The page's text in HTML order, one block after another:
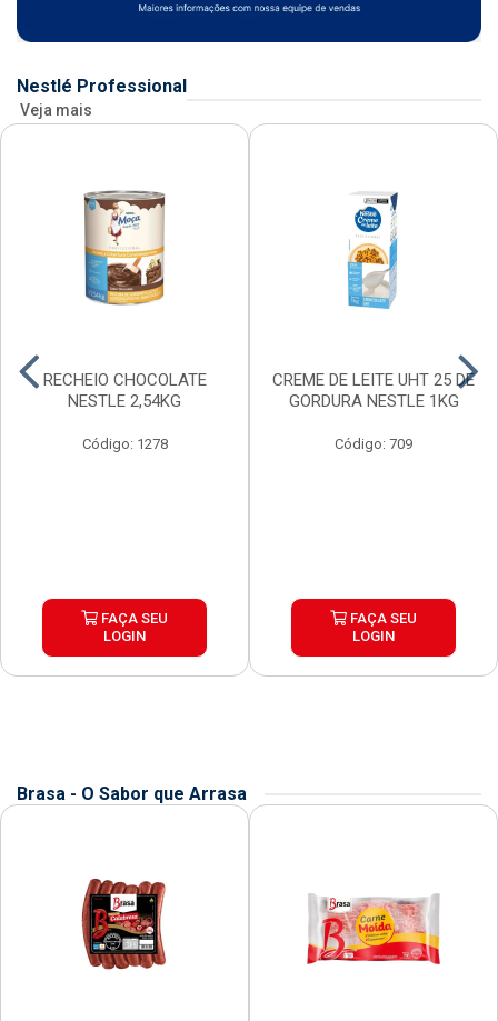
Nestlé Professional
Veja mais
RECHEIO CHOCOLATE
NESTLE 2,54KG
Código: 1278
FAÇA SEU
LOGIN
CREME DE LEITE UHT 25 DE
GORDURA NESTLE 1KG
Código: 709
FAÇA SEU
LOGIN
Brasa - O Sabor que Arrasa